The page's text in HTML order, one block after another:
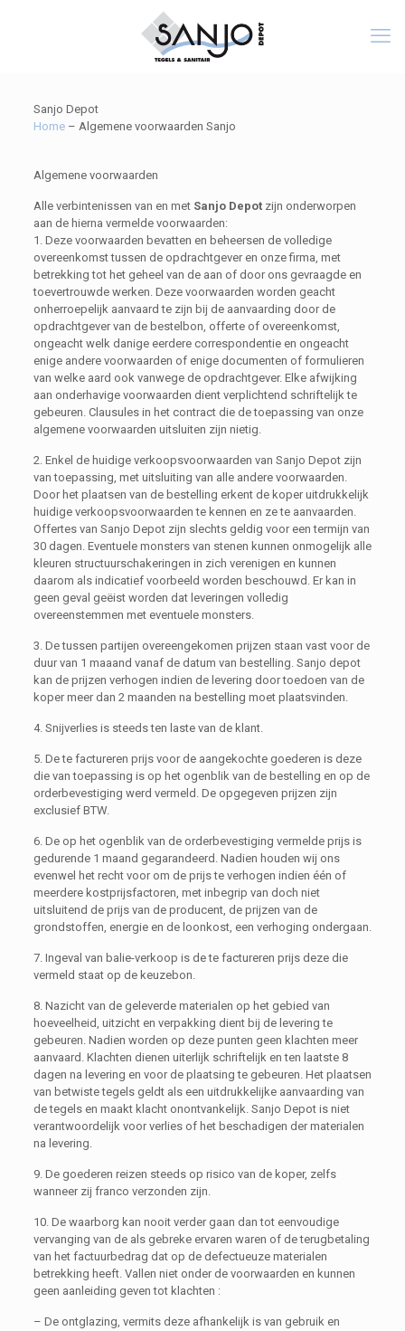
Sanjo Depot
Home– Algemene voorwaarden Sanjo
Algemene voorwaarden
Alle verbintenissen van en metSanjo Depotzijn onderworpen
aan de hierna vermelde voorwaarden:
1. Deze voorwaarden bevatten en beheersen de volledige
overeenkomst tussen de opdrachtgever en onze firma, met
betrekking tot het geheel van de aan of door ons gevraagde en
toevertrouwde werken. Deze voorwaarden worden geacht
onherroepelijk aanvaard te zijn bij de aanvaarding door de
opdrachtgever van de bestelbon, offerte of overeenkomst,
ongeacht welk danige eerdere correspondentie en ongeacht
enige andere voorwaarden of enige documenten of formulieren
van welke aard ook vanwege de opdrachtgever. Elke afwijking
aan onderhavige voorwaarden dient verplichtend schriftelijk te
gebeuren. Clausules in het contract die de toepassing van onze
algemene voorwaarden uitsluiten zijn nietig.
2. Enkel de huidige verkoopsvoorwaarden van Sanjo Depot zijn
van toepassing, met uitsluiting van alle andere voorwaarden.
Door het plaatsen van de bestelling erkent de koper uitdrukkelijk
huidige verkoopsvoorwaarden te kennen en ze te aanvaarden.
Offertes van Sanjo Depot zijn slechts geldig voor een termijn van
30 dagen. Eventuele monsters van stenen kunnen onmogelijk alle
kleuren structuurschakeringen in zich verenigen en kunnen
daarom als indicatief voorbeeld worden beschouwd. Er kan in
geen geval geëist worden dat leveringen volledig
overeenstemmen met eventuele monsters.
3. De tussen partijen overeengekomen prijzen staan vast voor de
duur van 1 maaand vanaf de datum van bestelling. Sanjo depot
kan de prijzen verhogen indien de levering door toedoen van de
koper meer dan 2 maanden na bestelling moet plaatsvinden.
4. Snijverlies is steeds ten laste van de klant.
5. De te factureren prijs voor de aangekochte goederen is deze
die van toepassing is op het ogenblik van de bestelling en op de
orderbevestiging werd vermeld. De opgegeven prijzen zijn
exclusief BTW.
6. De op het ogenblik van de orderbevestiging vermelde prijs is
gedurende 1 maand gegarandeerd. Nadien houden wij ons
evenwel het recht voor om de prijs te verhogen indien één of
meerdere kostprijsfactoren, met inbegrip van doch niet
uitsluitend de prijs van de producent, de prijzen van de
grondstoffen, energie en de loonkost, een verhoging ondergaan.
7. Ingeval van balie-verkoop is de te factureren prijs deze die
vermeld staat op de keuzebon.
8. Nazicht van de geleverde materialen op het gebied van
hoeveelheid, uitzicht en verpakking dient bij de levering te
gebeuren. Nadien worden op deze punten geen klachten meer
aanvaard. Klachten dienen uiterlijk schriftelijk en ten laatste 8
dagen na levering en voor de plaatsing te gebeuren. Het plaatsen
van betwiste tegels geldt als een uitdrukkelijke aanvaarding van
de tegels en maakt klacht onontvankelijk. Sanjo Depot is niet
verantwoordelijk voor verlies of het beschadigen der materialen
na levering.
9. De goederen reizen steeds op risico van de koper, zelfs
wanneer zij franco verzonden zijn.
10. De waarborg kan nooit verder gaan dan tot eenvoudige
vervanging van de als gebreke ervaren waren of de terugbetaling
van het factuurbedrag dat op de defectueuze materialen
betrekking heeft. Vallen niet onder de voorwaarden en kunnen
geen aanleiding geven tot klachten :
– De ontglazing, vermits deze afhankelijk is van gebruik en